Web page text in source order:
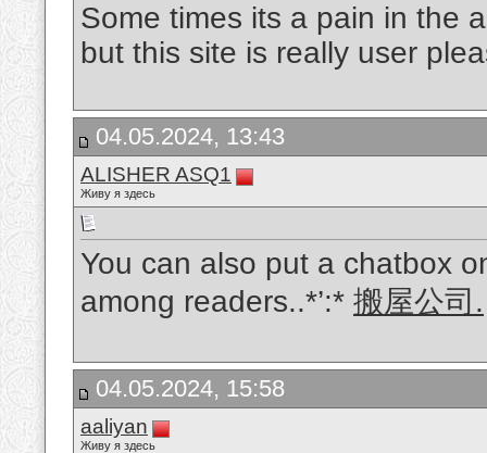
Some times its a pain in the
but this site is really user
04.05.2024, 13:43
ALISHER ASQ1
Живу я здесь
You can also put a chatbox
among readers..*’:* 搬屋公司.
04.05.2024, 15:58
aaliyan
Живу я здесь